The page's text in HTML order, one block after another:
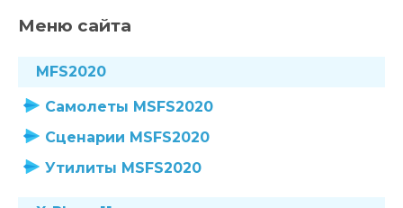
Меню сайта
MFS2020
Самолеты MSFS2020
Сценарии MSFS2020
Утилиты MSFS2020